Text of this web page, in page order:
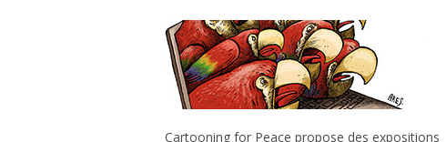
Cartooning for Peace propose des expositions